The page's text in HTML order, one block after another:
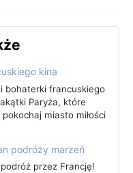
kina
bohaterki francuskiego
Paryża, które
miasto miłości
podróży marzeń
przez Francję!